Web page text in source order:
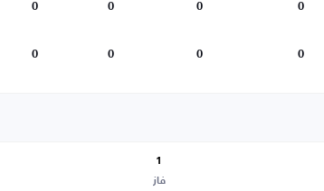
0
0
0
0
0
0
0
0
1
فاز